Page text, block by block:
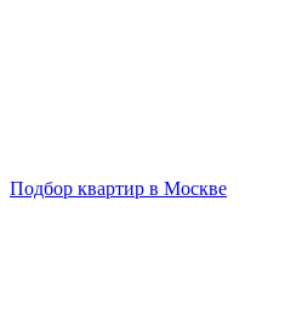
Подбор квартир в Москве